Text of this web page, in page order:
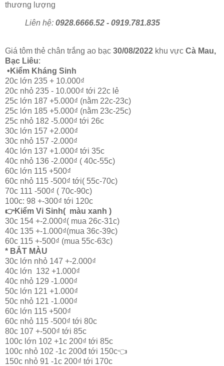
thương lượng
Liên hệ: 0928.6666.52 - 0919.781.835
Giá tôm thẻ chân trắng ao bạc 30/08/2022 khu vực Cà Mau,
Bạc Liêu:
•Kiểm Kháng Sinh
20c lớn 235 + 10.000₫
20c nhỏ 235 - 10.000₫ tới 22c lẻ
25c lớn 187 +5.000₫ (nằm 22c-23c)
25c lớn 185 +5.000₫ (nằm 23c-25c)
25c nhỏ 182 -5.000₫ tới 26c
30c lớn 157 +2.000₫
30c nhỏ 157 -2.000₫
40c lớn 137 +1.000₫ tới 35c
40c nhỏ 136 -2.000₫ ( 40c-55c)
60c lớn 115 +500₫
60c nhỏ 115 -500₫ tới( 55c-70c)
70c 111 -500₫ ( 70c-90c)
100c: 98 +-300₫ tới 120c
👉Kiểm Vi Sinh( màu xanh )
30c 154 +-2.000₫( mua 26c-31c)
40c 135 +-1.000₫(mua 36c-39c)
60c 115 +-500₫ (mua 55c-63c)
* BẮT MÀU
30c lớn nhỏ 147 +-2.000₫
40c lớn 132 +1.000₫
40c nhỏ 129 -1.000₫
50c lớn 121 +1.000₫
50c nhỏ 121 -1.000₫
60c lớn 115 +500₫
60c nhỏ 115 -500₫ tới 80c
80c 107 +-500₫ tới 85c
100c lớn 102 +1c 200₫ tới 85c
100c nhỏ 102 -1c 200đ tới 150c👈
150c nhỏ 91 -1c 200₫ tới 170c